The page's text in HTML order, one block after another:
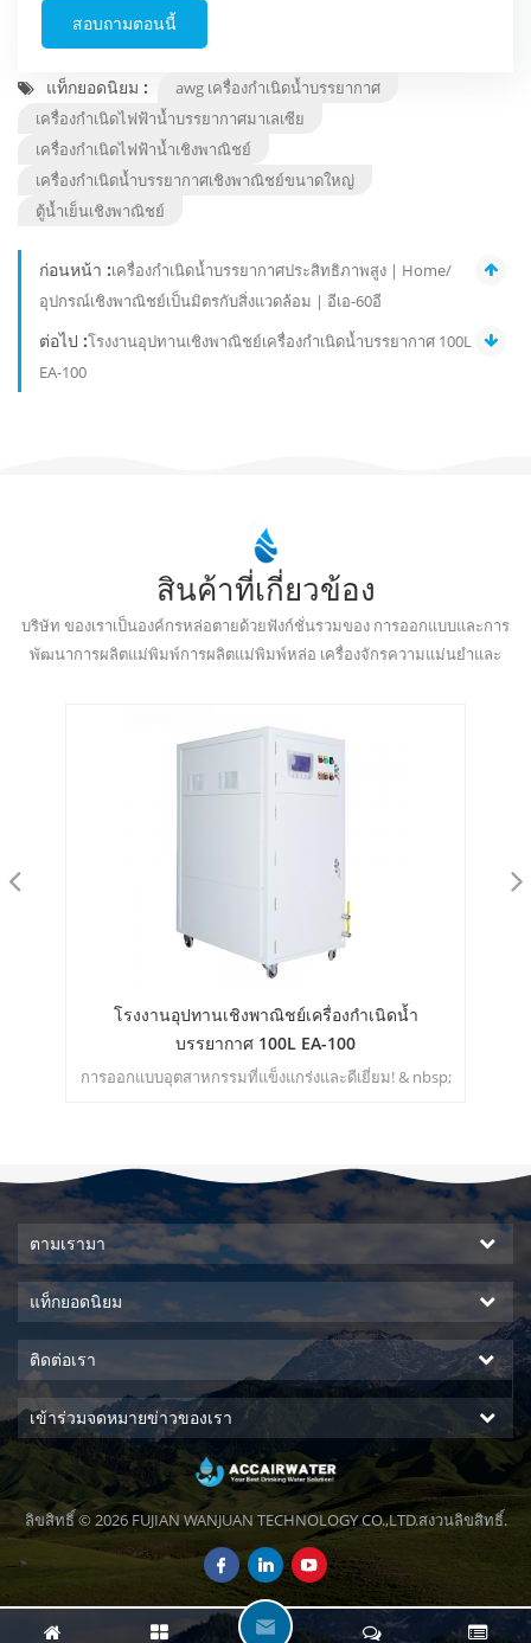
สอบถามตอนนี้
แท็กยอดนิยม :
awg เครื่องกำเนิดน้ำบรรยากาศ
เครื่องกำเนิดไฟฟ้าน้ำบรรยากาศมาเลเซีย
เครื่องกำเนิดไฟฟ้าน้ำเชิงพาณิชย์
เครื่องกำเนิดน้ำบรรยากาศเชิงพาณิชย์ขนาดใหญ่
ตู้น้ำเย็นเชิงพาณิชย์
ก่อนหน้า :เครื่องกำเนิดน้ำบรรยากาศประสิทธิภาพสูง | Home/
อุปกรณ์เชิงพาณิชย์เป็นมิตรกับสิ่งแวดล้อม | อีเอ-60อี
ต่อไป :โรงงานอุปทานเชิงพาณิชย์เครื่องกำเนิดน้ำบรรยากาศ 100L
EA-100
สินค้าที่เกี่ยวข้อง
บริษัท ของเราเป็นองค์กรหล่อตายด้วยฟังก์ชั่นรวมของ การออกแบบและการ
พัฒนาการผลิตแม่พิมพ์การผลิตแม่พิมพ์หล่อ เครื่องจักรความแม่นยำและ
โรงงานอุปทานเชิงพาณิชย์เครื่องกำเนิดน้ำ
บรรยากาศ 100L EA-100
การออกแบบอุตสาหกรรมที่แข็งแกร่งและดีเยี่ยม! & nbsp;
ตามเรามา
แท็กยอดนิยม
ติดต่อเรา
เข้าร่วมจดหมายข่าวของเรา
ลิขสิทธิ์ © 2026 FUJIAN WANJUAN TECHNOLOGY CO.,LTD.สงวนลิขสิทธิ์.